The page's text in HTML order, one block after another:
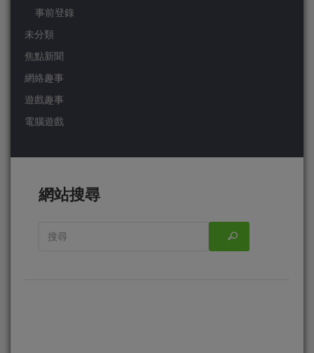
事前登錄
未分類
焦點新聞
網絡趣事
遊戲趣事
電腦遊戲
網站搜尋